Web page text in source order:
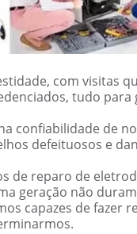
com visitas
tudo para
confiabilidade de
defeituosos e
de reparo de
geração não
capazes de fazer